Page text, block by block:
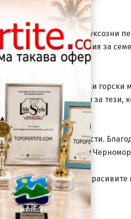
семейни хотели до луксозни
отлични условия за
територия с красиви горски
почивка, така и за тези,
за всички възрасти.
по българското
на едно от най-красивите